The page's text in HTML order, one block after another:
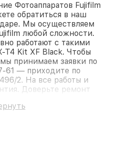
Фотоаппаратов Fujifilm
обратиться в наш
Мы осуществляем
любой сложности.
работают с такими
T4 Kit XF Black. Чтобы
принимаем заявки по
61 — приходите по
2. На все работы и
Доверьте ремонт